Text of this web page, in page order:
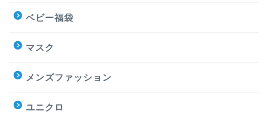
ベビー福袋
マスク
メンズファッション
ユニクロ